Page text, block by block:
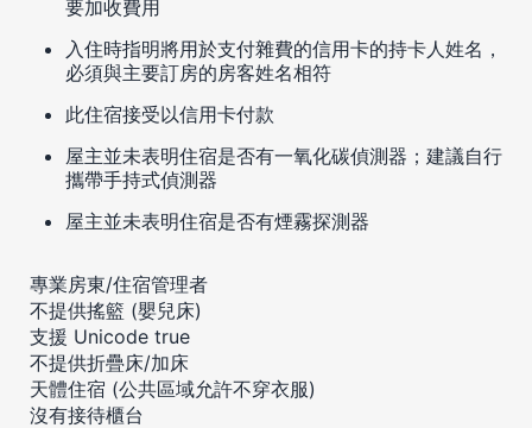
要加收費用
入住時指明將用於支付雜費的信用卡的持卡人姓名，
必須與主要訂房的房客姓名相符
此住宿接受以信用卡付款
屋主並未表明住宿是否有一氧化碳偵測器；建議自行
攜帶手持式偵測器
屋主並未表明住宿是否有煙霧探測器
專業房東/住宿管理者
不提供搖籃 (嬰兒床)
支援 Unicode true
不提供折疊床/加床
天體住宿 (公共區域允許不穿衣服)
沒有接待櫃台